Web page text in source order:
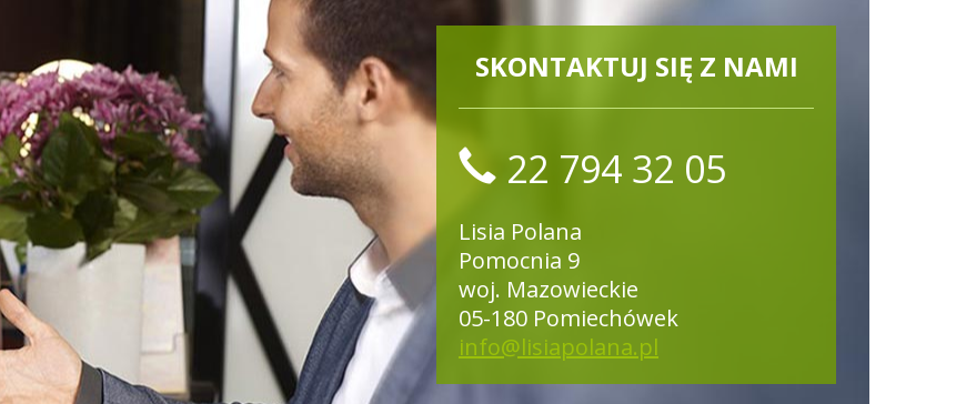
SKONTAKTUJ SIĘ Z NAMI
22 794 32 05
Lisia Polana
Pomocnia 9
woj. Mazowieckie
05-180 Pomiechówek
info@lisiapolana.pl